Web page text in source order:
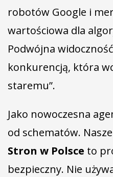
robotów Google i
wartościowa dla
Podwójna
konkurencją, która
staremu”.
Jako nowoczesna
od schematów. Nasze
Stron w Polsce to
bezpieczny. Nie